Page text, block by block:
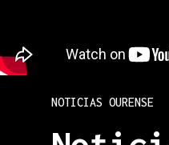
NOTICIAS OURENSE